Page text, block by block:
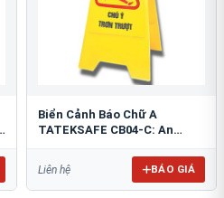
Biển Cảnh Báo Chữ A
TATEKSAFE CB04-C: An
Liên hệ BÁO GIÁ